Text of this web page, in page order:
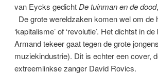
van Eycks gedicht De tuinman en de dood
De grote wereldzaken komen wel om
‘kapitalisme’ of ‘revolutie’. Het dichtst in
Armand tekeer gaat tegen de grote
muziekindustrie). Dit is echter een cover,
extreemlinkse zanger David Rovics.